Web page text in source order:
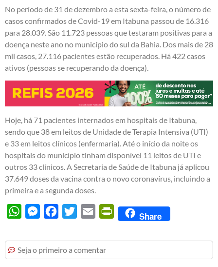
No período de 31 de dezembro a esta sexta-feira, o número de
casos confirmados de Covid-19 em Itabuna passou de 16.316
para 28.039. São 11.723 pessoas que testaram positivas para a
doença neste ano no município do sul da Bahia. Dos mais de 28
mil casos, 27.116 pacientes estão recuperados. Há 422 casos
ativos (pessoas se recuperando da doença).
Hoje, há 71 pacientes internados em hospitais de Itabuna,
sendo que 38 em leitos de Unidade de Terapia Intensiva (UTI)
e 33 em leitos clínicos (enfermaria). Até o início da noite os
hospitais do município tinham disponível 11 leitos de UTI e
outros 33 clínicos. A Secretaria de Saúde de Itabuna já aplicou
37.649 doses da vacina contra o novo coronavírus, incluindo a
primeira e a segunda doses.
WhatsAppMessengerFacebook
Twitter Email PrintFriendly
Share
Seja o primeiro a comentar